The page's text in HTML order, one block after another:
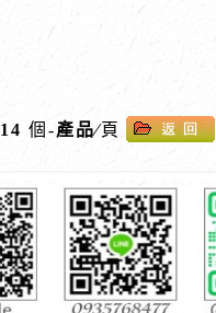
14 個-產品∕頁